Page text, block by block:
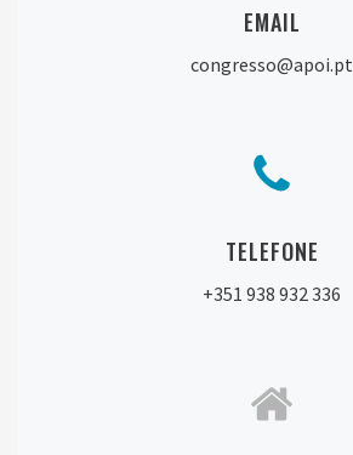
EMAIL
congresso@apoi.pt
TELEFONE
+351 938 932 336